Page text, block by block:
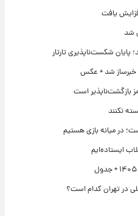
یافت
شد
شکست‌ناپذیری تارتار
خبرساز شد + عکس
بازگشت‌ناپذیر است
نکنند
در میانه بازی هستیم
ایستاده‌ایم
در تهران کدام است؟